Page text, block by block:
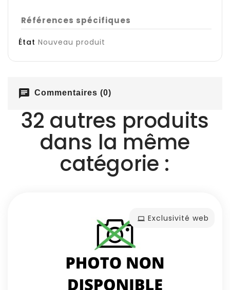
Références spécifiques
État Nouveau produit
chat Commentaires (0)
32 autres produits
dans la même
catégorie :
Exclusivité web